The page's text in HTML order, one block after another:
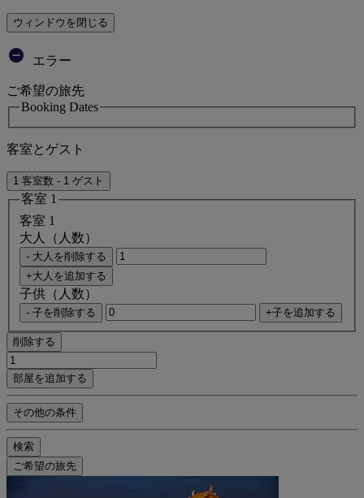
ウィンドウを閉じる
エラー
ご希望の旅先
Booking Dates
客室とゲスト
1 客室数 - 1 ゲスト
客室 1
客室 1
大人（人数）
- 大人を削除する
+大人を追加する
子供（人数）
- 子を削除する +子を追加する
削除する
部屋を追加する
その他の条件
検索
ご希望の旅先